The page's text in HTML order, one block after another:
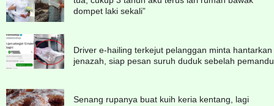
dompet laki sekali”
Driver e-hailing terkejut pelanggan minta hantarkan
jenazah, siap pesan suruh duduk sebelah pemandu
Senang rupanya buat kuih keria kentang, lagi